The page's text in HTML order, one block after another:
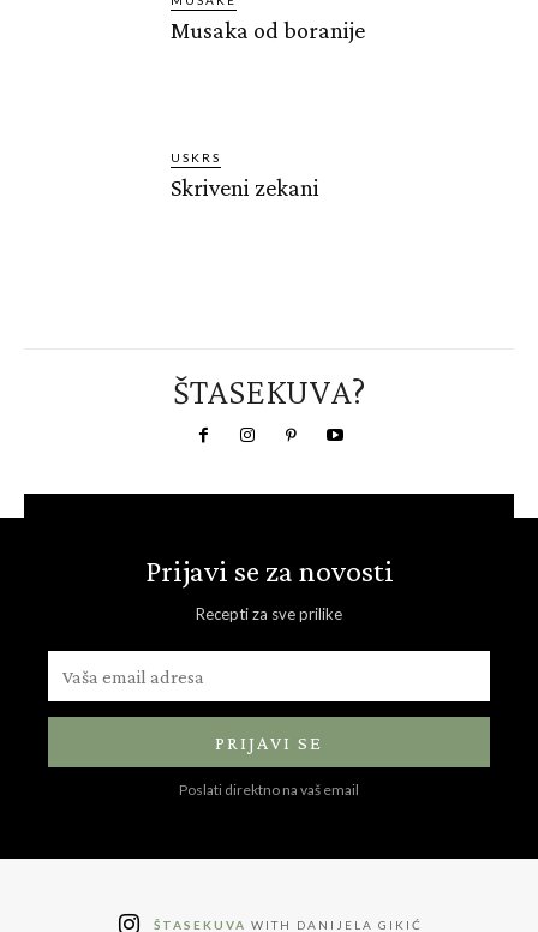
Musaka od boranije
USKRS
Skriveni zekani
ŠTASEKUVA?
Prijavi se za novosti
Recepti za sve prilike
PRIJAVI SE
Poslati direktno na vaš email
ŠTASEKUVA WITH DANIJELA GIKIĆ